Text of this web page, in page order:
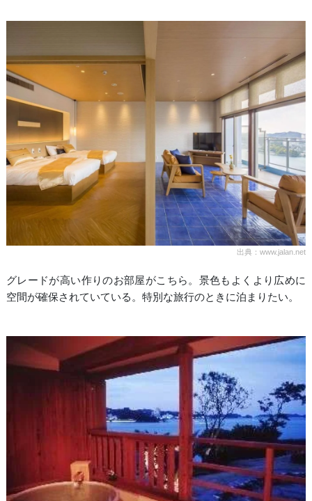
出典：www.jalan.net
グレードが高い作りのお部屋がこちら。景色もよくより広めに
空間が確保されていている。特別な旅行のときに泊まりたい。